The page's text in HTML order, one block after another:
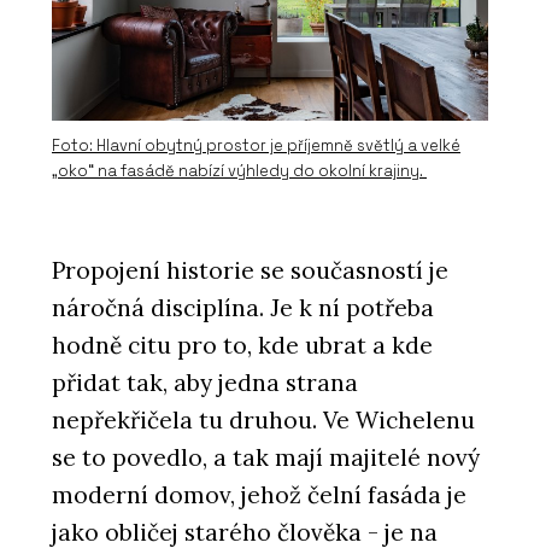
Foto: Hlavní obytný prostor je příjemně světlý a velké
„oko“ na fasádě nabízí výhledy do okolní krajiny.
Propojení historie se současností je
náročná disciplína. Je k ní potřeba
hodně citu pro to, kde ubrat a kde
přidat tak, aby jedna strana
nepřekřičela tu druhou. Ve Wichelenu
se to povedlo, a tak mají majitelé nový
moderní domov, jehož čelní fasáda je
jako obličej starého člověka - je na